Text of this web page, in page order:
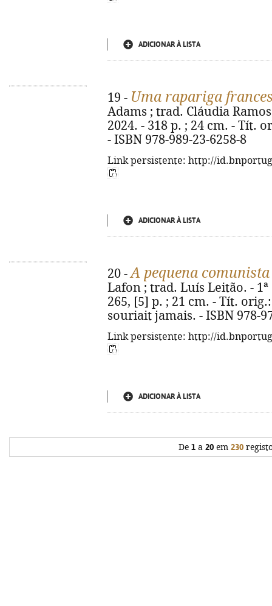
ADICIONAR À LISTA
19 - Uma rapariga
Adams ; trad. Cláudia
2024. - 318 p. ; 24 cm. - Tít.
- ISBN 978-989-23-6258-8
Link persistente: http://
ADICIONAR À LISTA
20 -A pequena
Lafon ; trad. Luís Leitão. -
265, [5] p. ; 21 cm. - Tít.
souriait jamais. - ISBN 978-
Link persistente: http://
ADICIONAR À LISTA
De 1 a 20 em 230